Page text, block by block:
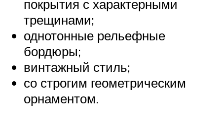
покрытия с характерными
трещинами;
однотонные рельефные
бордюры;
винтажный стиль;
со строгим геометрическим
орнаментом.